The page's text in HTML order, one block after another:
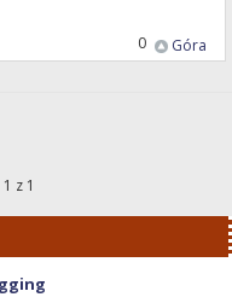
Góra
0
1 z 1